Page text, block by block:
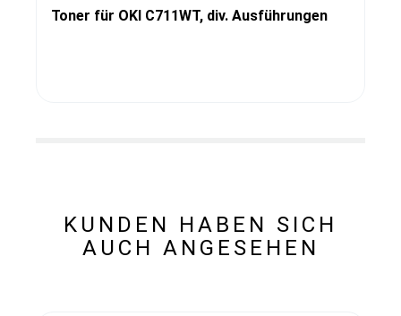
Toner für OKI C711WT, div. Ausführungen
KUNDEN HABEN SICH
AUCH ANGESEHEN